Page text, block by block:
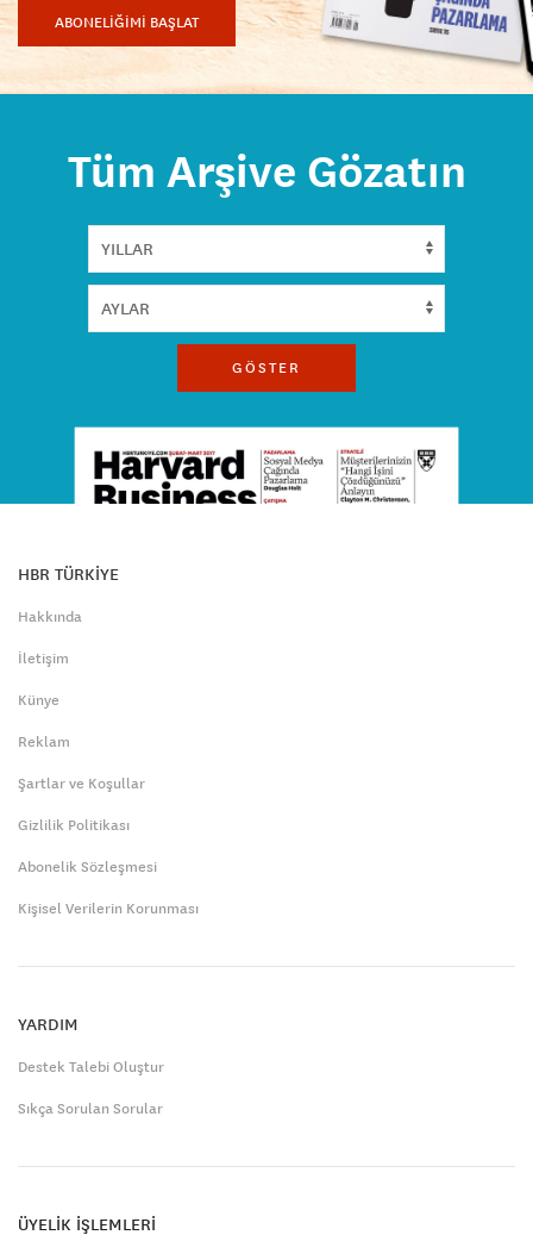
ABONELİĞİMİ BAŞLAT
Tüm Arşive Gözatın
GÖSTER
HBR TÜRKİYE
Hakkında
İletişim
Künye
Reklam
Şartlar ve Koşullar
Gizlilik Politikası
Abonelik Sözleşmesi
Kişisel Verilerin Korunması
YARDIM
Destek Talebi Oluştur
Sıkça Sorulan Sorular
ÜYELİK İŞLEMLERİ